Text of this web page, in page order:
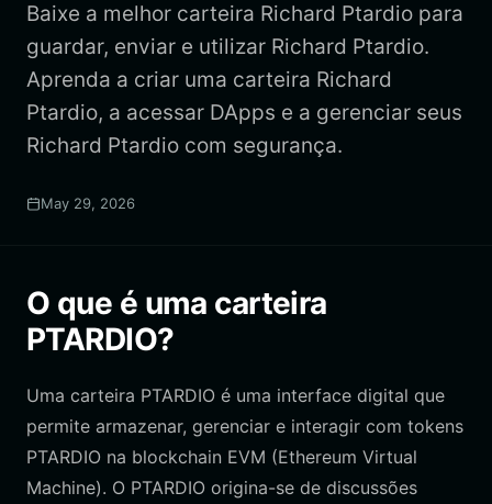
Baixe a melhor carteira Richard Ptardio para
guardar, enviar e utilizar Richard Ptardio.
Aprenda a criar uma carteira Richard
Ptardio, a acessar DApps e a gerenciar seus
Richard Ptardio com segurança.
May 29, 2026
O que é uma carteira
PTARDIO?
Uma carteira PTARDIO é uma interface digital que
permite armazenar, gerenciar e interagir com tokens
PTARDIO na blockchain EVM (Ethereum Virtual
Machine). O PTARDIO origina-se de discussões